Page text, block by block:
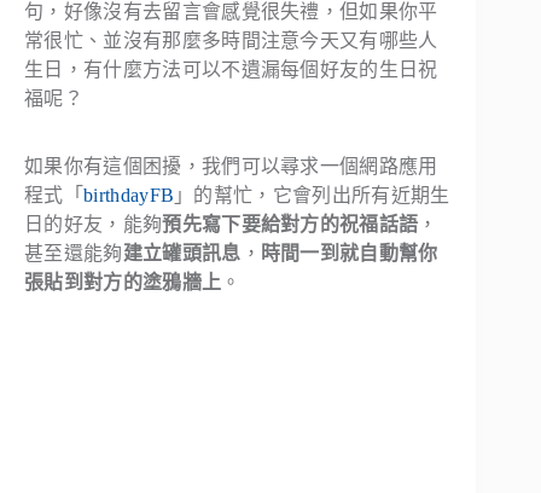
句，好像沒有去留言會感覺很失禮，但如果你平
常很忙、並沒有那麼多時間注意今天又有哪些人
生日，有什麼方法可以不遺漏每個好友的生日祝
福呢？
如果你有這個困擾，我們可以尋求一個網路應用
程式「 birthdayFB 」的幫忙，它會列出所有近期生
日的好友，能夠預先寫下要給對方的祝福話語 ，
甚至還能夠建立罐頭訊息 ， 時間一到就自動幫你
張貼到對方的塗鴉牆上 。